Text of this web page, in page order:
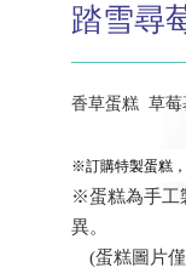
踏雪尋
香草蛋糕 草莓
※訂購特製蛋糕
※蛋糕為手工
異。
(蛋糕圖片僅